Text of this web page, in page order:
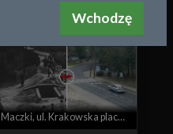
Maczki, ul. Krakowska plac
Wchodzę